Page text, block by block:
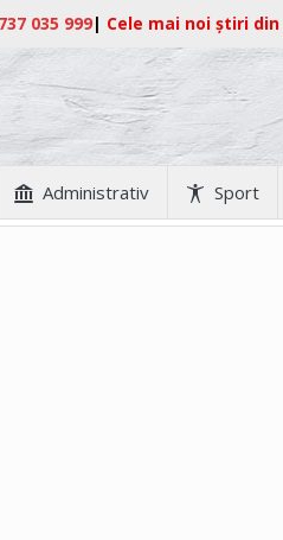
035 999| Cele mai noi știri
Administrativ Sport